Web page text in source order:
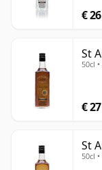
€ 26
St
50cl
€ 27
St
50cl